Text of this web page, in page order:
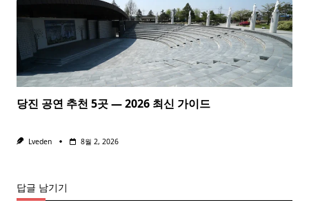
당진 공연 추천 5곳 — 2026 최신 가이드
Lveden 8월 2, 2026
답글 남기기